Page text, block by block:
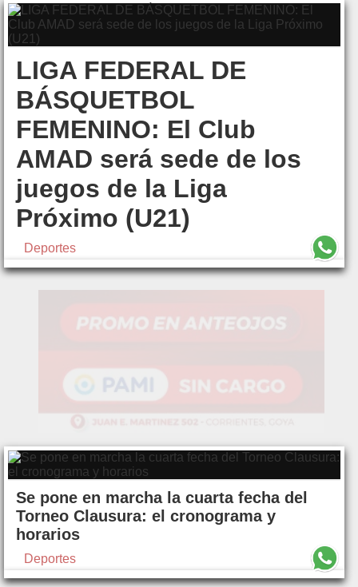
LIGA FEDERAL DE
BÁSQUETBOL
FEMENINO: El Club
AMAD será sede de los
juegos de la Liga
Próximo (U21)
Deportes
Se pone en marcha la cuarta fecha del
Torneo Clausura: el cronograma y
horarios
Deportes